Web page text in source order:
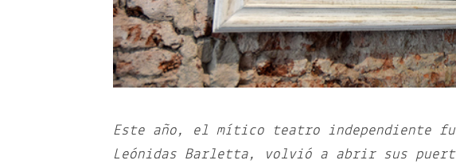
Este año, el mítico teatro independiente
Leónidas Barletta, volvió a abrir sus